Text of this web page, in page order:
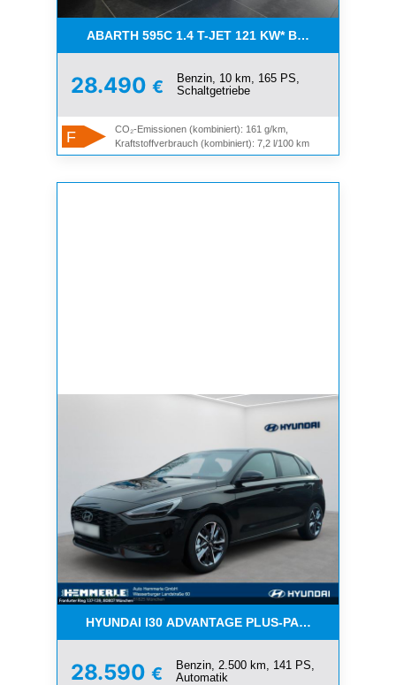
ABARTH 595C 1.4 T-JET 121 KW*
28.490 €
Benzin, 10 km, 165 PS,
Schaltgetriebe
F
CO₂-Emissionen (kombiniert): 161 g/km,
Kraftstoffverbrauch (kombiniert): 7,2 l/100 km
HYUNDAI I30 ADVANTAGE PLUS-PAKET, PDC,
28.590 €
Benzin, 2.500 km, 141 PS,
Automatik